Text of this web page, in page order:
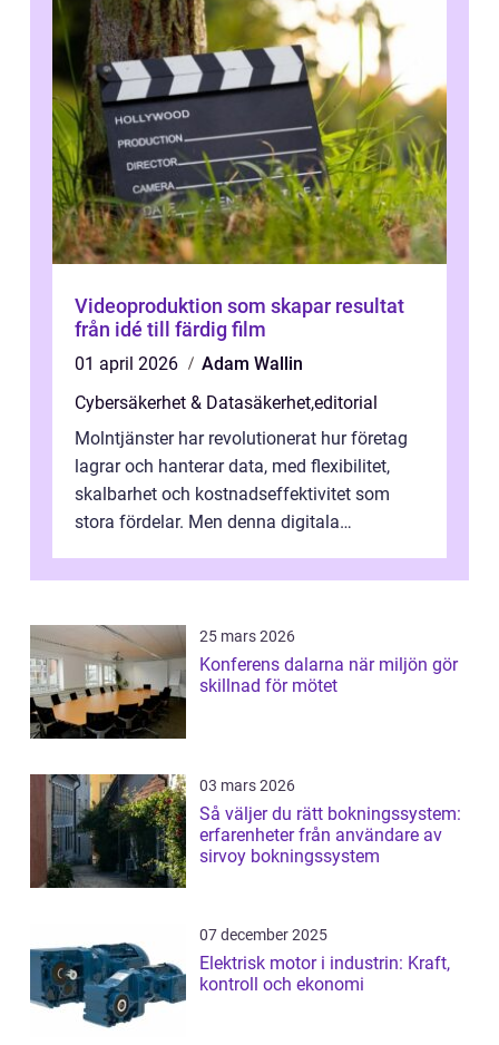
Videoproduktion som skapar resultat
från idé till färdig film
01 april 2026
Adam Wallin
Cybersäkerhet & Datasäkerhet,editorial
Molntjänster har revolutionerat hur företag
lagrar och hanterar data, med flexibilitet,
skalbarhet och kostnadseffektivitet som
stora fördelar. Men denna digitala
25 mars 2026
Konferens dalarna när miljön gör
skillnad för mötet
03 mars 2026
Så väljer du rätt bokningssystem:
erfarenheter från användare av
sirvoy bokningssystem
07 december 2025
Elektrisk motor i industrin: Kraft,
kontroll och ekonomi